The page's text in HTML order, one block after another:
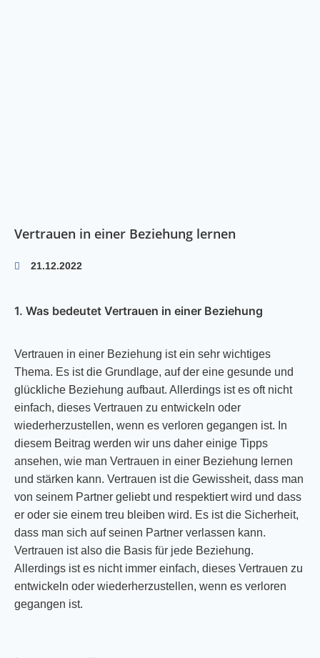
Vertrauen in einer Beziehung lernen
21.12.2022
1. Was bedeutet Vertrauen in einer Beziehung
Vertrauen in einer Beziehung ist ein sehr wichtiges
Thema. Es ist die Grundlage, auf der eine gesunde und
glückliche Beziehung aufbaut. Allerdings ist es oft nicht
einfach, dieses Vertrauen zu entwickeln oder
wiederherzustellen, wenn es verloren gegangen ist. In
diesem Beitrag werden wir uns daher einige Tipps
ansehen, wie man Vertrauen in einer Beziehung lernen
und stärken kann. Vertrauen ist die Gewissheit, dass man
von seinem Partner geliebt und respektiert wird und dass
er oder sie einem treu bleiben wird. Es ist die Sicherheit,
dass man sich auf seinen Partner verlassen kann.
Vertrauen ist also die Basis für jede Beziehung.
Allerdings ist es nicht immer einfach, dieses Vertrauen zu
entwickeln oder wiederherzustellen, wenn es verloren
gegangen ist.